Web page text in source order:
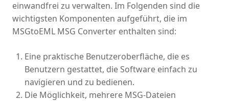
einwandfrei zu verwalten. Im Folgenden sind die
wichtigsten Komponenten aufgeführt, die im
MSGtoEML MSG Converter enthalten sind:
Eine praktische Benutzeroberfläche, die es
Benutzern gestattet, die Software einfach zu
navigieren und zu bedienen.
Die Möglichkeit, mehrere MSG-Dateien